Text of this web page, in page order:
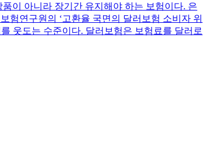
이 아니라 장기간 유지해야 하는 보험이다. 은
험연구원의 ‘고환율 국면의 달러보험 소비자 위
웃도는 수준이다. 달러보험은 보험료를 달러로